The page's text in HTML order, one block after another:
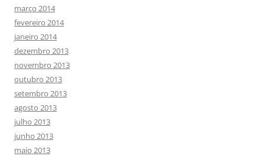
março 2014
fevereiro 2014
janeiro 2014
dezembro 2013
novembro 2013
outubro 2013
setembro 2013
agosto 2013
julho 2013
junho 2013
maio 2013